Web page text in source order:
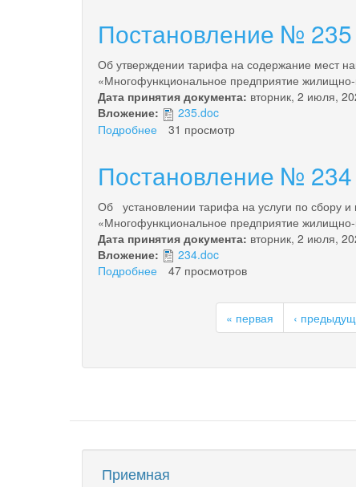
10.02.2014
33
«Об
утверждении
муниципальной
программы
энергетики
коммунального
хозяйства,
обеспечение
жителей
городского
240
03.07.2024
Постановление № 235
Об утверждении тарифа на содержание мест
«Многофункциональное предприятие жилищно-
Дата принятия документа: вторник, 2 июля,
Вложение:
235.doc
Подробнее
235
28.06.2024
31 просмотр
Постановление № 234
Об установлении тарифа на услуги по сбору
«Многофункциональное предприятие жилищно-
Дата принятия документа: вторник, 2 июля,
Вложение:
234.doc
Подробнее
47 просмотров
« первая ‹
Приемная